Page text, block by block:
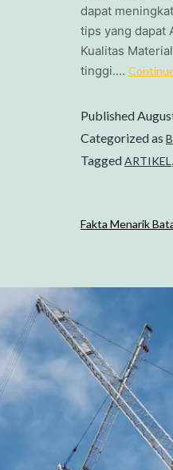
dapat
tips yang dapat
Kualitas
tinggi.…
Published
Categorized as
TaggedARTIKEL ,
Fakta Menarik